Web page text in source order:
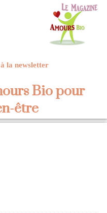
la newsletter
Bio pour
être